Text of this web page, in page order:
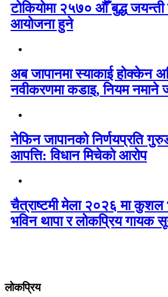
टोकियोमा २५७० औँ बुद्ध जयन्ती
आयोजना हुने
अब जापानमा स्याकाई होक्केन
नवीकरणमा कडाइ, नियम नमाने
नेफिन जापानको निर्णयप्रति
आपत्ति: विधान मिचेको आरोप
चैत्राष्टमी मेला २०२६ मा
भविन थापा र लोकप्रिय गायक
लोकप्रिय